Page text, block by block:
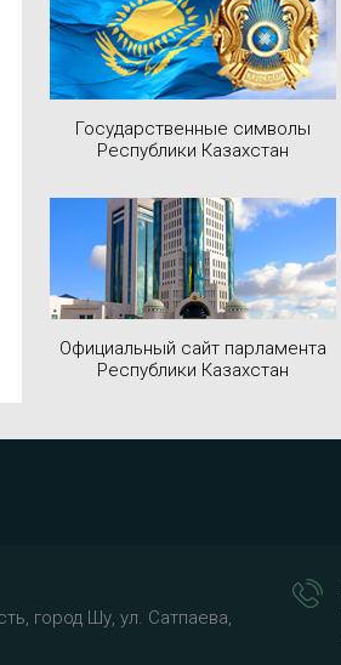
Государственные символы
Республики Казахстан
Официальный сайт парламента
Республики Казахстан
город Шу, ул. Сатпаева,